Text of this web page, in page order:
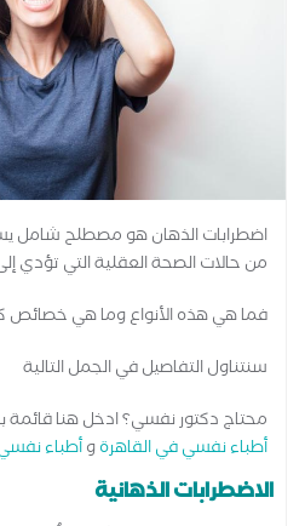
اضطرابات الذهان هو مصطلح شامل
من حالات الصحة العقلية التي تؤدي
فما هي هذه الأنواع وما هي خصائص
سنتناول التفاصيل في الجمل التالية
محتاج دكتور نفسي؟ ادخل هنا قائمة
أطباء نفسي في القاهرةوأطباء
الاضطرابات الذهانية